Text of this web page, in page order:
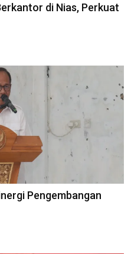
di Nias, Perkuat
Pengembangan